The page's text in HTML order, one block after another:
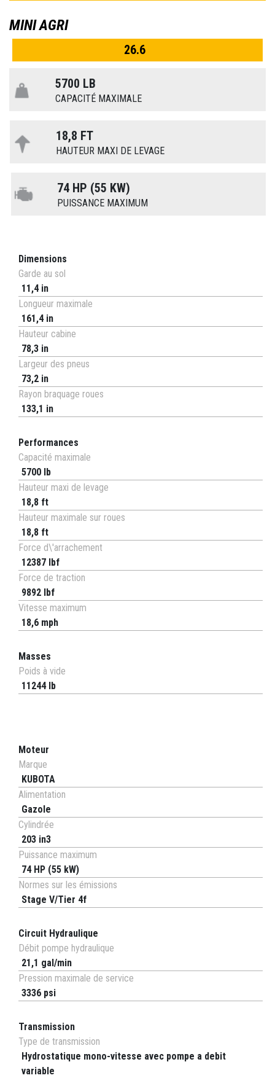
MINI AGRI
26.6
5700 LB
CAPACITÉ MAXIMALE
18,8 FT
HAUTEUR MAXI DE LEVAGE
74 HP (55 KW)
PUISSANCE MAXIMUM
Dimensions
Garde au sol
11,4 in
Longueur maximale
161,4 in
Hauteur cabine
78,3 in
Largeur des pneus
73,2 in
Rayon braquage roues
133,1 in
Performances
Capacité maximale
5700 lb
Hauteur maxi de levage
18,8 ft
Hauteur maximale sur roues
18,8 ft
Force d\'arrachement
12387 lbf
Force de traction
9892 lbf
Vitesse maximum
18,6 mph
Masses
Poids à vide
11244 lb
Moteur
Marque
KUBOTA
Alimentation
Gazole
Cylindrée
203 in3
Puissance maximum
74 HP (55 kW)
Normes sur les émissions
Stage V/Tier 4f
Circuit Hydraulique
Débit pompe hydraulique
21,1 gal/min
Pression maximale de service
3336 psi
Transmission
Type de transmission
Hydrostatique mono-vitesse avec pompe a debit
variable